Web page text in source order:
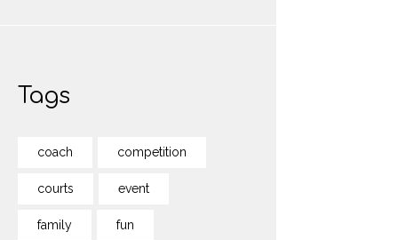
Tags
coach competition
courts event
family fun